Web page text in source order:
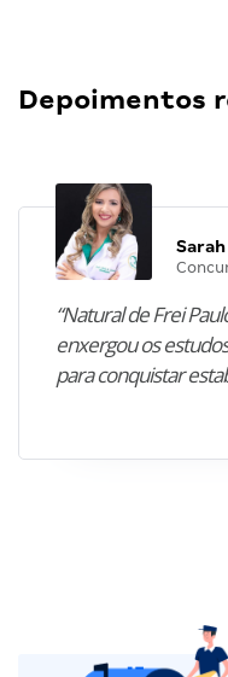
Depoimentos
Sarah
“Natural de Frei
enxergou os
para conquistar